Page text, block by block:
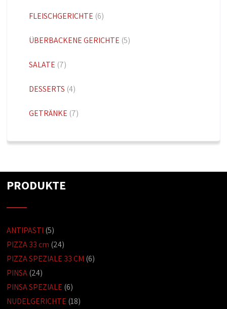
FLEISCHGERICHTE (6)
ÜBERBACKENE GERICHTE (5)
SALATE (7)
DESSERTS (4)
GETRÄNKE (7)
PRODUKTE
ANTIPASTI (5)
PIZZA 33 cm (24)
PIZZA SPEZIALE 33 CM (6)
PINSA(24)
PINSA SPEZIALE (6)
NUDELGERICHTE (18)